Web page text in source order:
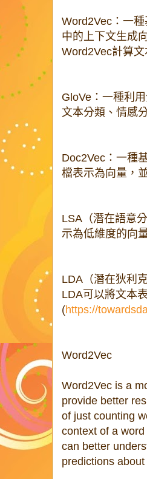
Word2Vec：一
中的上下文生成
Word2Vec計算
GloVe：一種利
文本分類、情感
Doc2Vec：一種
檔表示為向量，
LSA（潛在語意
示為低維度的向
LDA（潛在狄利
LDA可以將文本
(https://
Word2Vec
Word2Vec is a
provide better
of just counting
context of a
can better
predictions